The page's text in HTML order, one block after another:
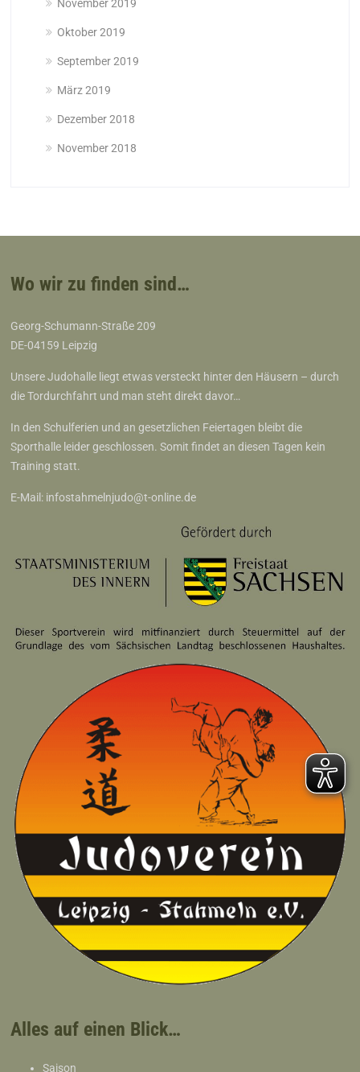
November 2019
Oktober 2019
September 2019
März 2019
Dezember 2018
November 2018
Wo wir zu finden sind…
Georg-Schumann-Straße 209
DE-04159 Leipzig
Unsere Judohalle liegt etwas versteckt hinter den Häusern – durch
die Tordurchfahrt und man steht direkt davor…
In den Schulferien und an gesetzlichen Feiertagen bleibt die
Sporthalle leider geschlossen. Somit findet an diesen Tagen kein
Training statt.
E-Mail: infostahmelnjudo@t-online.de
Alles auf einen Blick…
Saison